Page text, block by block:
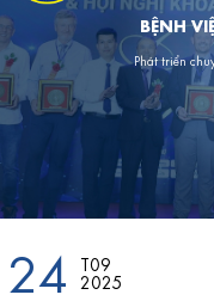
BỆNH
Phát triển
24
T09
2025